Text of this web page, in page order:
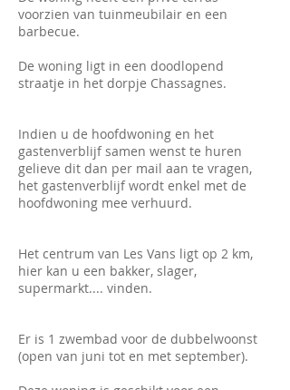
voorzien van tuinmeubilair en een
barbecue.
De woning ligt in een doodlopend
straatje in het dorpje Chassagnes.
Indien u de hoofdwoning en het
gastenverblijf samen wenst te huren
gelieve dit dan per mail aan te vragen,
het gastenverblijf wordt enkel met de
hoofdwoning mee verhuurd.
Het centrum van Les Vans ligt op 2 km,
hier kan u een bakker, slager,
supermarkt.... vinden.
Er is 1 zwembad voor de dubbelwoonst
(open van juni tot en met september).